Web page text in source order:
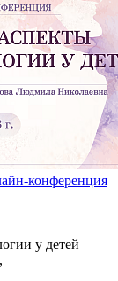
конференция
у детей